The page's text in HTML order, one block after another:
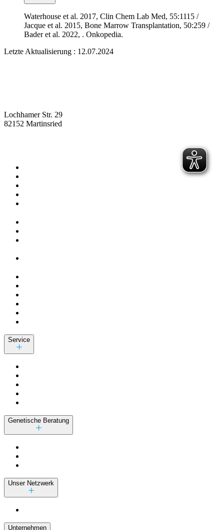
Waterhouse et al. 2017, Clin Chem Lab Med, 55:1115 /
Jacque et al. 2015, Bone Marrow Transplantation, 50:259 /
Bader et al. 2022, . Onkopedia.
Letzte Aktualisierung : 12.07.2024
Lochhamer Str. 29
82152 Martinsried
Service
Genetische Beratung
Unser Netzwerk
Unternehmen